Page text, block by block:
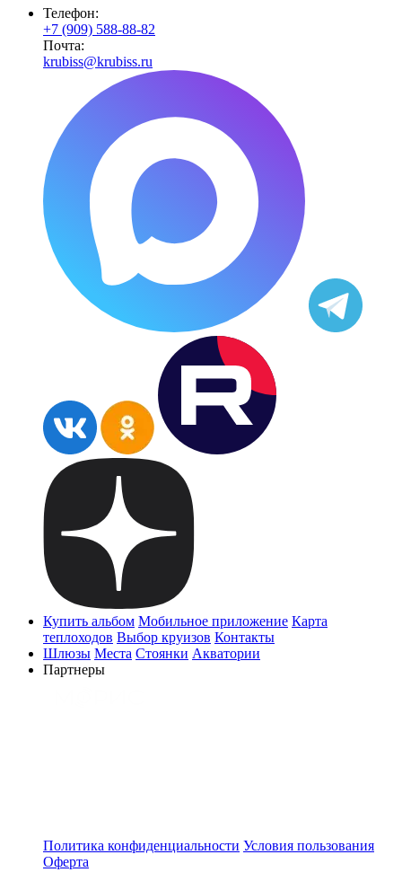
Телефон:
+7 (909) 588-88-82
Почта:
krubiss@krubiss.ru
Купить альбом Мобильное приложение Карта
теплоходов Выбор круизов Контакты
Шлюзы Места Стоянки Акватории
Партнеры
Политика конфиденциальности Условия пользования
Оферта